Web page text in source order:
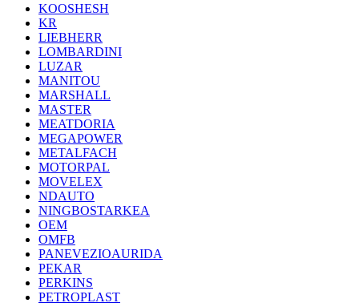
KOOSHESH
KR
LIEBHERR
LOMBARDINI
LUZAR
MANITOU
MARSHALL
MASTER
MEATDORIA
MEGAPOWER
METALFACH
MOTORPAL
MOVELEX
NDAUTO
NINGBOSTARKEA
OEM
OMFB
PANEVEZIOAURIDA
PEKAR
PERKINS
PETROPLAST